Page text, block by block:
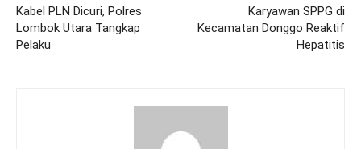
Kabel PLN Dicuri, Polres
Lombok Utara Tangkap
Pelaku
Karyawan SPPG di
Kecamatan Donggo Reaktif
Hepatitis